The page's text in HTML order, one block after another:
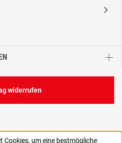
A
widerrufen
Cookies, um eine bestmögliche